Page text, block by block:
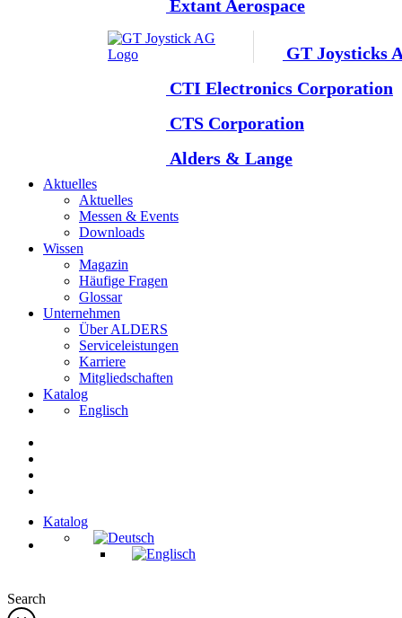
Extant Aerospace
GT Joysticks
CTI Electronics Corporation
CTS Corporation
Alders & Lange
Aktuelles
Aktuelles
Messen & Events
Downloads
Wissen
Magazin
Häufige Fragen
Glossar
Unternehmen
Über ALDERS
Serviceleistungen
Karriere
Mitgliedschaften
Katalog
Englisch
Katalog
Search